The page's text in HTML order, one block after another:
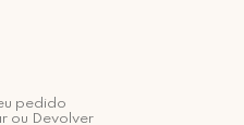
pedido
ou Devolver